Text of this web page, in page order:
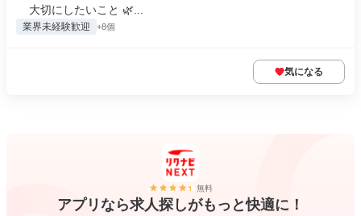
大切にしたいこと 🌿...
業界未経験歓迎 +8個
気になる
無料
アプリなら求人探しがもっと快適に！